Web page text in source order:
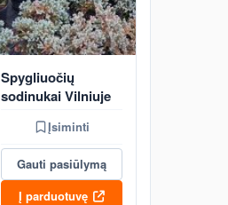
Spygliuočių
sodinukai Vilniuje
Įsiminti
Gauti pasiūlymą
Į parduotuvę